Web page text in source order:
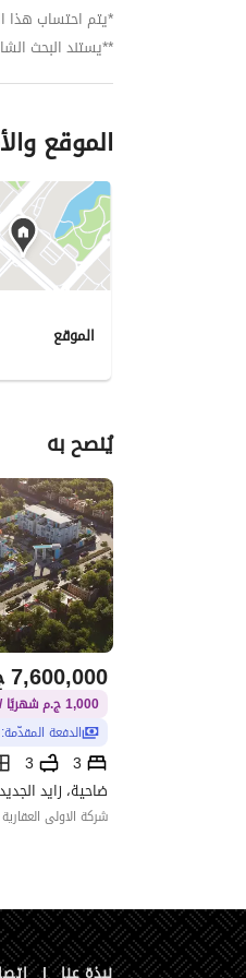
*يتم احتساب هذا
**يستند البحث
الموقع
الموقع
يُنصح به
7,600,000
1,000 ج.م شهريًا / 15 سنوات
الدفعة المقدّمة:
3
3
ضاحية، زايد
شركة الاولى العقارية